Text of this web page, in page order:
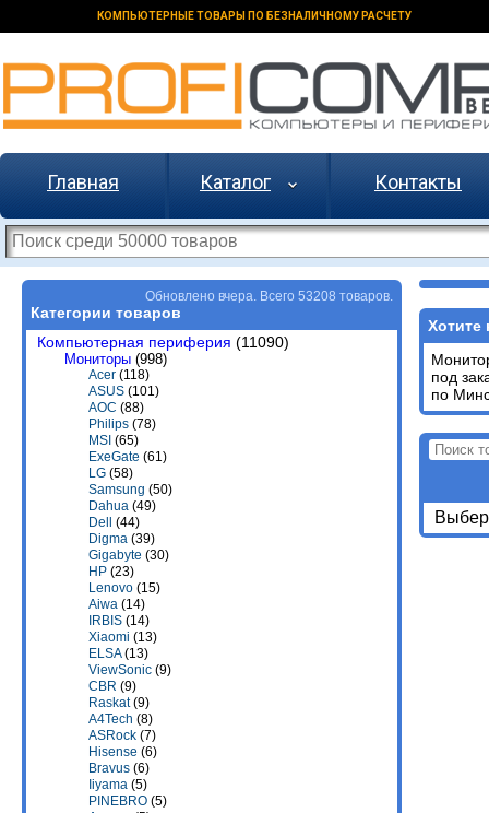
КОМПЬЮТЕРНЫЕ ТОВАРЫ ПО БЕЗНАЛИЧНОМУ РАСЧЕТУ
Главная Каталог Контакты
Обновлено вчера. Всего 53208 товаров.
Категории товаров
Компьютерная периферия (11090)
Мониторы (998)
Acer (118)
ASUS (101)
AOC (88)
Philips (78)
MSI (65)
ExeGate (61)
LG (58)
Samsung (50)
Dahua (49)
Dell
(44)
Digma (39)
Gigabyte (30)
HP (23)
Lenovo (15)
Aiwa (14)
IRBIS (14)
Xiaomi (13)
ELSA(13)
ViewSonic (9)
CBR (9)
Raskat(9)
A4Tech (8)
ASRock (7)
Hisense (6)
Bravus (6)
Iiyama (5)
PINEBRO (5)
Хотите
под
по